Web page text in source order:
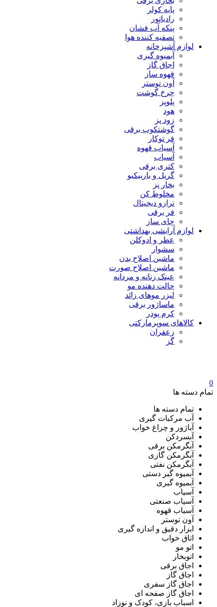
پایه کولر
رادیاتور
پنکه آب فشان
تصفیه کننده هوا
لوازم آشپزخانه
آبمیوه گیری
اجاق گاز
قهوه ساز
آون توستر
چرخ گوشت
پلوپز
هود
زود پز
گوشتکوب برقی
فر توکار
آسیاب قهوه
آسیاب
کتری برقی
گریل و باربیکیو
بخار پز
مخلوط کن
ترازو دیجیتال
فر برقی
چای ساز
لوازم آرایشی بهداشتی
عطر و ادوکلن
سشوار
ماشین اصلاح بدن
ماشین اصلاح صورت
عینک زنانه و مردانه
حالت دهنده مو
لیزر موهای زائد
ماساژور برقی
کرم پودر
کالاهای سوپرمارکتی
زعفران
گز
0
تمام دسته ها
تمام دسته ها
آب مرکبات گیری
آباژور و چراغ خواب
آبسردکن
آبگرمکن برقی
آبگرمکن گازی
آبگرمکن نفتی
آبمیوه گیر دستی
آبمیوه گیری
آسیاب
آسیاب صنعتی
آسیاب قهوه
آون توستر
ابزار دقیق و اندازه گیری
اتاق خواب
اتو مو
اتوبخار
اجاق برقی
اجاق گاز
اجاق گاز سفری
اجاق گاز صفحه ای
اسباب بازی، کودک و نوزاد